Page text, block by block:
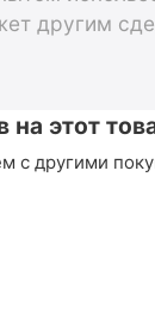
другим
на этот
с другими